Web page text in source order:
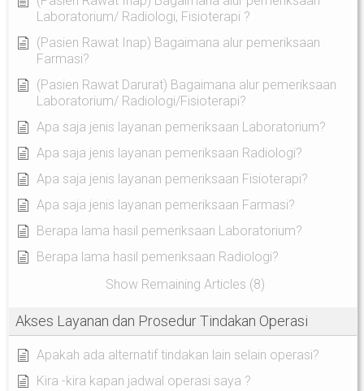
Laboratorium/ Radiologi, Fisioterapi ?
(Pasien Rawat Inap) Bagaimana alur pemeriksaan
Farmasi?
(Pasien Rawat Darurat) Bagaimana alur pemeriksaan
Laboratorium/ Radiologi/Fisioterapi?
Apa saja jenis layanan pemeriksaan Laboratorium?
Apa saja jenis layanan pemeriksaan Radiologi?
Apa saja jenis layanan pemeriksaan Fisioterapi?
Apa saja jenis layanan pemeriksaan Farmasi?
Berapa lama hasil pemeriksaan Laboratorium?
Berapa lama hasil pemeriksaan Radiologi?
Show Remaining Articles (8)
Akses Layanan dan Prosedur Tindakan Operasi
Apakah ada alternatif tindakan lain selain operasi?
Kira -kira kapan jadwal operasi saya ?